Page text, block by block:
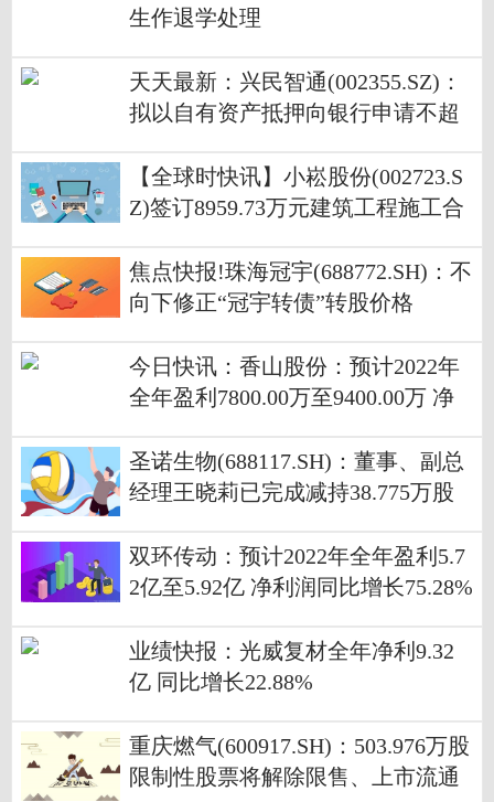
生作退学处理
天天最新：兴民智通(002355.SZ)：
拟以自有资产抵押向银行申请不超
【全球时快讯】小崧股份(002723.S
Z)签订8959.73万元建筑工程施工合
焦点快报!珠海冠宇(688772.SH)：不
向下修正“冠宇转债”转股价格
今日快讯：香山股份：预计2022年
全年盈利7800.00万至9400.00万 净
圣诺生物(688117.SH)：董事、副总
经理王晓莉已完成减持38.775万股
双环传动：预计2022年全年盈利5.7
2亿至5.92亿 净利润同比增长75.28%
业绩快报：光威复材全年净利9.32
亿 同比增长22.88%
重庆燃气(600917.SH)：503.976万股
限制性股票将解除限售、上市流通